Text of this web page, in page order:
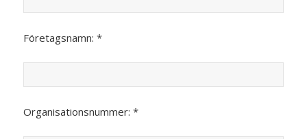
Företagsnamn: *
Organisationsnummer: *